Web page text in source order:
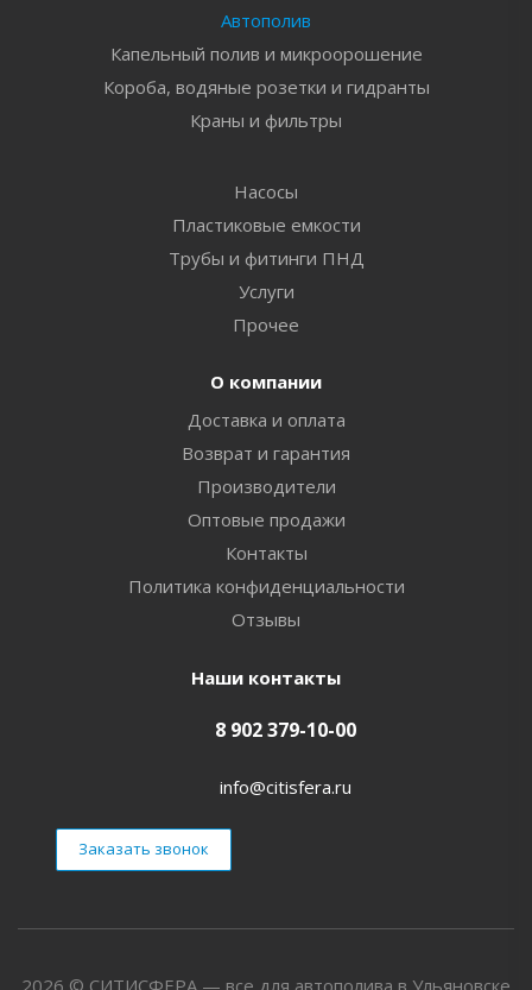
Автополив
Капельный полив и микроорошение
Короба, водяные розетки и гидранты
Краны и фильтры
Насосы
Пластиковые емкости
Трубы и фитинги ПНД
Услуги
Прочее
О компании
Доставка и оплата
Возврат и гарантия
Производители
Оптовые продажи
Контакты
Политика конфиденциальности
Отзывы
Наши контакты
8 902 379-10-00
info@citisfera.ru
Заказать звонок
2026 © СИТИСФЕРА — все для автополива в Ульяновске